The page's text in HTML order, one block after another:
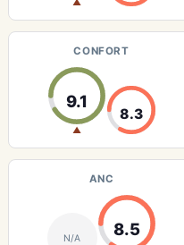
▲
CONFORT
9.1
▲
8.3
ANC
N/A 8.5